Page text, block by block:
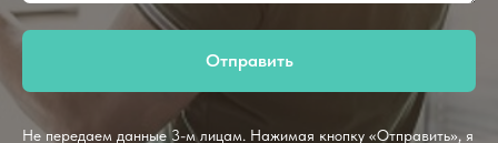
Отправить
Не передаем данные 3-м лицам. Нажимая кнопку «Отправить», я